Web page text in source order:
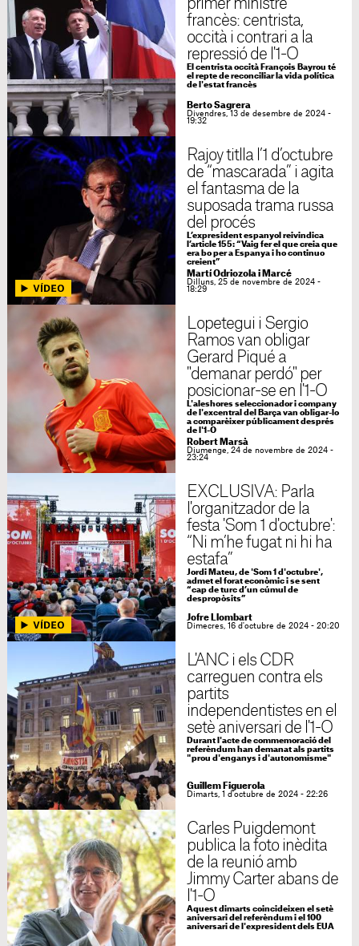
primer ministre
francès: centrista,
occità i contrari a la
repressió de l'1-O
El centrista occità François Bayrou té
el repte de reconciliar la vida política
de l'estat francès
Berto Sagrera
Divendres, 13 de desembre de 2024 -
19:32
Rajoy titlla l’1 d’octubre
de “mascarada” i agita
el fantasma de la
suposada trama russa
del procés
L’expresident espanyol reivindica
l’article 155: “Vaig fer el que creia que
era bo per a Espanya i ho continuo
creient”
Martí Odriozola i Marcé
Dilluns, 25 de novembre de 2024 -
18:29
Lopetegui i Sergio
Ramos van obligar
Gerard Piqué a
"demanar perdó" per
posicionar-se en l'1-O
L'aleshores seleccionador i company
de l'excentral del Barça van obligar-lo
a comparèixer públicament després
de l'1-O
Robert Marsà
Diumenge, 24 de novembre de 2024 -
23:24
EXCLUSIVA: Parla
l'organitzador de la
festa 'Som 1 d'octubre':
“Ni m’he fugat ni hi ha
estafa”
Jordi Mateu, de 'Som 1 d'octubre',
admet el forat econòmic i se sent
“cap de turc d’un cúmul de
despropòsits”
Jofre Llombart
Dimecres, 16 d'octubre de 2024 - 20:20
L'ANC i els CDR
carreguen contra els
partits
independentistes en el
setè aniversari de l'1-O
Durant l'acte de commemoració del
referèndum han demanat als partits
"prou d'enganys i d'autonomisme"
Guillem Figuerola
Dimarts, 1 d'octubre de 2024 - 22:26
Carles Puigdemont
publica la foto inèdita
de la reunió amb
Jimmy Carter abans de
l'1-O
Aquest dimarts coincideixen el setè
aniversari del referèndum i el 100
aniversari de l'expresident dels EUA